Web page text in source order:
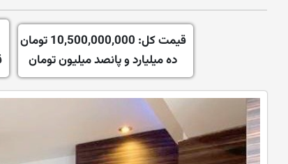
قیمت کل: 10,500,000,000 تومان
ده میلیارد و پانصد میلیون تومان